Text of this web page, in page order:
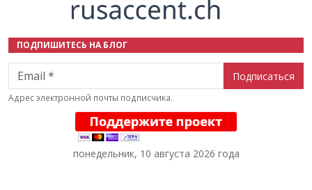
ПОДПИШИТЕСЬ НА БЛОГ
Email
Адрес электронной почты подписчика.
понедельник, 10 августа 2026 года